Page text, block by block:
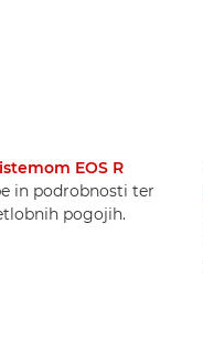
EOS R
in podrobnosti ter
pogojih.